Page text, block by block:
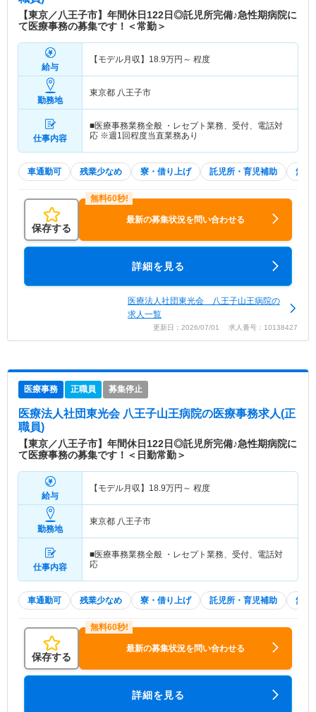
【東京／八王子市】年間休日122日◎託児所完備♪急性期病院に
て医療事務の募集です！＜常勤＞
給与
【モデル月収】 18.9万円～ 程度
勤務地
東京都 八王子市
仕事内容
■医療事務業務全般 ・レセプト業務、受付、電話対
応 ※週1回程度当直業務あり
車通勤可 残業少なめ 寮・借り上げ 託児所・育児補助 無資
保存する
最新の募集状況を問い合わせる
詳細を見る
医療法人社団東光会 八王子山王病院の
求人一覧
更新日：2026/07/01 求人番号：10138427
医療事務 正職員 募集停止
医療法人社団東光会 八王子山王病院の医療事務求人(正
職員)
【東京／八王子市】年間休日122日◎託児所完備♪急性期病院に
て医療事務の募集です！＜日勤常勤＞
給与
【モデル月収】 18.9万円～ 程度
勤務地
東京都 八王子市
仕事内容
■医療事務業務全般 ・レセプト業務、受付、電話対
応
車通勤可 残業少なめ 寮・借り上げ 託児所・育児補助 無資
保存する
最新の募集状況を問い合わせる
詳細を見る